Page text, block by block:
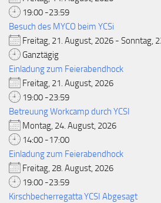
19:00 -23:59
Besuch des MYCO beim YCSi
Freitag, 21. August, 2026 - Sonntag,
Ganztägig
Einladung zum Feierabendhock
Freitag, 21. August, 2026
19:00 -23:59
Betreuung Workcamp durch YCSI
Montag, 24. August, 2026
14:00 -17:00
Einladung zum Feierabendhock
Freitag, 28. August, 2026
19:00 -23:59
Kirschbecherregatta YCSI Abgesagt